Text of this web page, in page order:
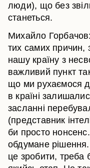
люди), що без
станеться.
Михайло
тих самих причин,
нашу країну з
важливий пункт
що ми рухаємося
в країні
засланні
(представник
би просто
обдумане
це зробити, треба